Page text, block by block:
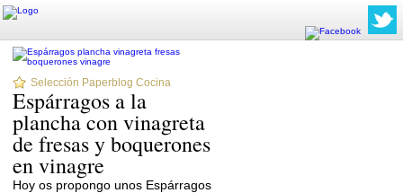
Selección Paperblog Cocina
Espárragos a la
plancha con vinagreta
de fresas y boquerones
en vinagre
Hoy os propongo unos Espárragos